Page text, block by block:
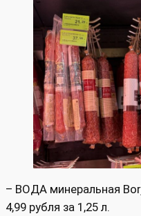
– ВОДА минеральная
4,99 рубля за 1,25 л.